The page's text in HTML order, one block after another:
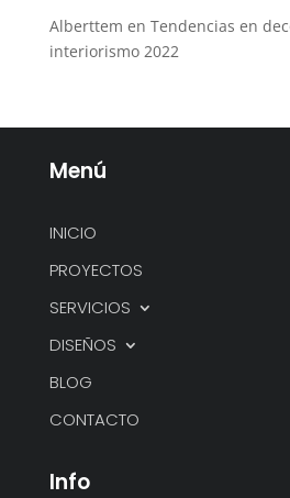
Alberttem en Tendencias en
interiorismo 2022
Menú
INICIO
PROYECTOS
SERVICIOS
DISEÑOS
BLOG
CONTACTO
Info